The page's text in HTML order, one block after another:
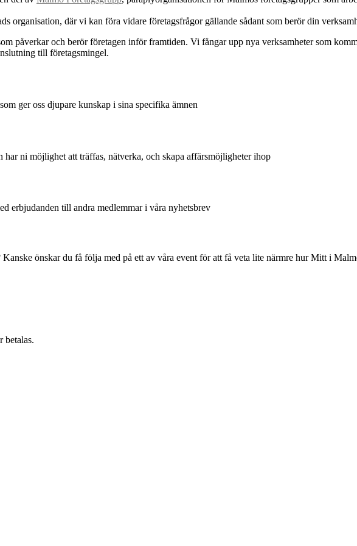
organisation, där vi kan föra vidare företagsfrågor gällande sådant som berör din
påverkar och berör företagen inför framtiden. Vi fångar upp nya verksamheter som
till företagsmingel.
ger oss djupare kunskap i sina specifika ämnen
ni möjlighet att träffas, nätverka, och skapa affärsmöjligheter ihop
erbjudanden till andra medlemmar i våra nyhetsbrev
önskar du få följa med på ett av våra event för att få veta lite närmre hur Mitt i
betalas.